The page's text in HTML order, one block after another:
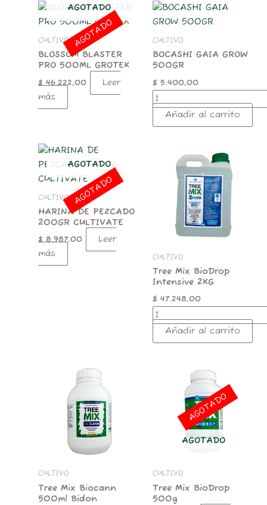
AGOTADO
CULTIVO
BLOSSOM BLASTER
PRO 500ML GROTEK
$46.222,00
Leer
más
AGOTADO CULTIVO
BOCASHI GAIA GROW
500GR
$ 5.400,00
BOCASHI
GAIA
500GR
cantidad
Añadir al carrito
AGOTADO
CULTIVO
HARINA DE PEZCADO
200GR CULTIVATE
$8.987,00
Leer
más
AGOTADO
CULTIVO
Tree Mix BioDrop
Intensive 2KG
$ 47.248,00
BioDrop
Intensive
cantidad
Añadir al carrito
CULTIVO
Tree Mix Biocann
500ml Bidon
Biocann
cantidad
AGOTADO
CULTIVO
Tree Mix BioDrop
500g
AGOTADO